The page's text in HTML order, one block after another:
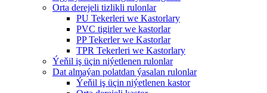
Orta derejeli tizlikli rulonlar
PU Tekerleri we Kastorlary
PVC tigirler we kastorlar
PP Tekerler we Kastorlar
TPR Tekerleri we Kastorlary
Ýeňil iş üçin niýetlenen rulonlar
Dat almaýan polatdan ýasalan rulonlar
Ýeňil iş üçin niýetlenen kastor